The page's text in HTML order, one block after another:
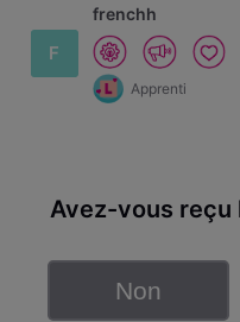
F
frenchh
Apprenti
Avez-vous reçu
Non